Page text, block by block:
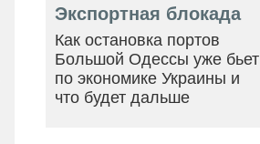
Экспортная блокада
Как остановка портов
Большой Одессы уже бьет
по экономике Украины и
что будет дальше